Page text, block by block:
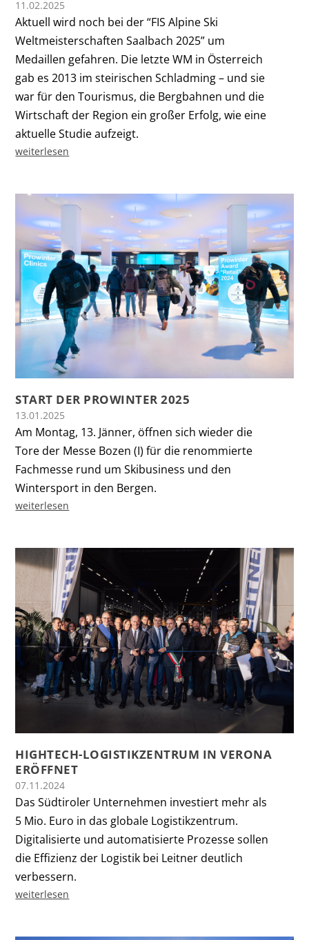
11.02.2025
Aktuell wird noch bei der “FIS Alpine Ski
Weltmeisterschaften Saalbach 2025” um
Medaillen gefahren. Die letzte WM in Österreich
gab es 2013 im steirischen Schladming – und sie
war für den Tourismus, die Bergbahnen und die
Wirtschaft der Region ein großer Erfolg, wie eine
aktuelle Studie aufzeigt.
weiterlesen
START DER PROWINTER 2025
13.01.2025
Am Montag, 13. Jänner, öffnen sich wieder die
Tore der Messe Bozen (I) für die renommierte
Fachmesse rund um Skibusiness und den
Wintersport in den Bergen.
weiterlesen
HIGHTECH-LOGISTIKZENTRUM IN VERONA
ERÖFFNET
07.11.2024
Das Südtiroler Unternehmen investiert mehr als
5 Mio. Euro in das globale Logistikzentrum.
Digitalisierte und automatisierte Prozesse sollen
die Effizienz der Logistik bei Leitner deutlich
verbessern.
weiterlesen